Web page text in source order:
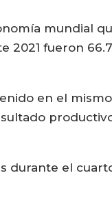
mundial
2021 fueron
en el
durante el